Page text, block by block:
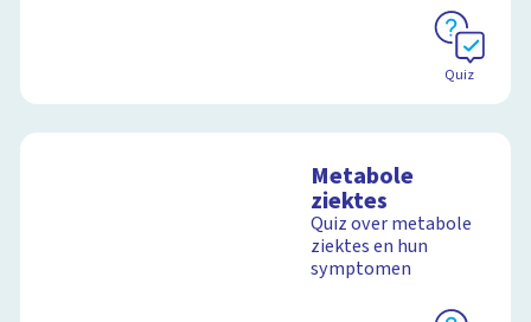
Quiz
Metabole
ziektes
Quiz over metabole
ziektes en hun
symptomen